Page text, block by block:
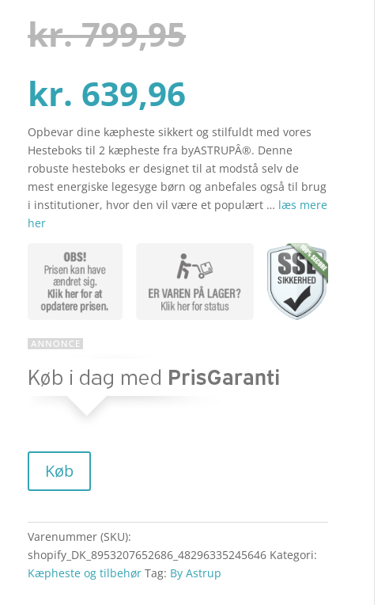
baseret på
kundebedøm
melser
kr.799,95
pris
var:
kr. 799,95.
kr. 639,96
aktuelle
pris
er:
kr. 639,96.
Opbevar dine kæpheste sikkert og stilfuldt med vores
Hesteboks til 2 kæpheste fra byASTRUPÂ®. Denne
robuste hesteboks er designet til at modstå selv de
mest energiske legesyge børn og anbefales også til brug
i institutioner, hvor den vil være et populært … læs mere
her
Køb
Varenummer (SKU):
shopify_DK_8953207652686_48296335245646 Kategori:
Kæpheste og tilbehør Tag: By Astrup